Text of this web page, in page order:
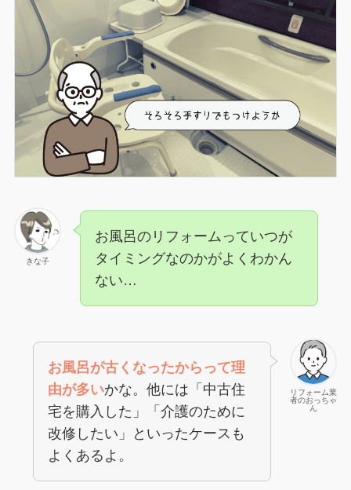
きな子
お風呂のリフォームっていつが
タイミングなのかがよくわかん
ない…
リフォーム業
者のおっちゃ
ん
お風呂が古くなったからって理
由が多いかな。他には「中古住
宅を購入した」「介護のために
改修したい」といったケースも
よくあるよ。